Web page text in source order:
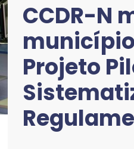
CCDR-N
Projeto